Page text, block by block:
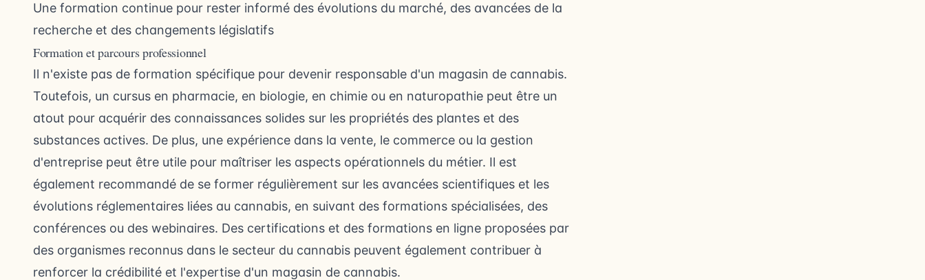
Une formation continue pour rester informé des évolutions du marché, des avancées de la
recherche et des changements législatifs
Formation et parcours professionnel
Il n'existe pas de formation spécifique pour devenir responsable d'un magasin de cannabis.
Toutefois, un cursus en pharmacie, en biologie, en chimie ou en naturopathie peut être un
atout pour acquérir des connaissances solides sur les propriétés des plantes et des
substances actives. De plus, une expérience dans la vente, le commerce ou la gestion
d'entreprise peut être utile pour maîtriser les aspects opérationnels du métier. Il est
également recommandé de se former régulièrement sur les avancées scientifiques et les
évolutions réglementaires liées au cannabis, en suivant des formations spécialisées, des
conférences ou des webinaires. Des certifications et des formations en ligne proposées par
des organismes reconnus dans le secteur du cannabis peuvent également contribuer à
renforcer la crédibilité et l'expertise d'un magasin de cannabis.